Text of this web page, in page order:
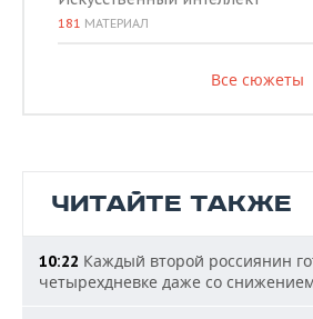
181 МАТЕРИАЛ
Все сюжеты
ЧИТАЙТЕ ТАКЖЕ
10:22 Каждый второй россиянин
четырехдневке даже со